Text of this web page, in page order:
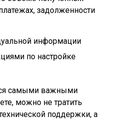
задолженности
информации
по настройке
самыми важными
можно не тратить
поддержки, а